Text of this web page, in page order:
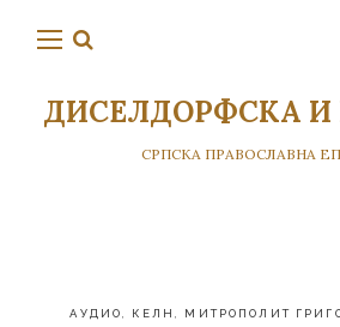
ДИСЕЛДОРФСКА
СРПСКА ПРАВОСЛАВНА
АУДИО КЕЛН МИТРОПОЛИТ